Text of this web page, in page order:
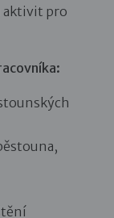
aktivit pro